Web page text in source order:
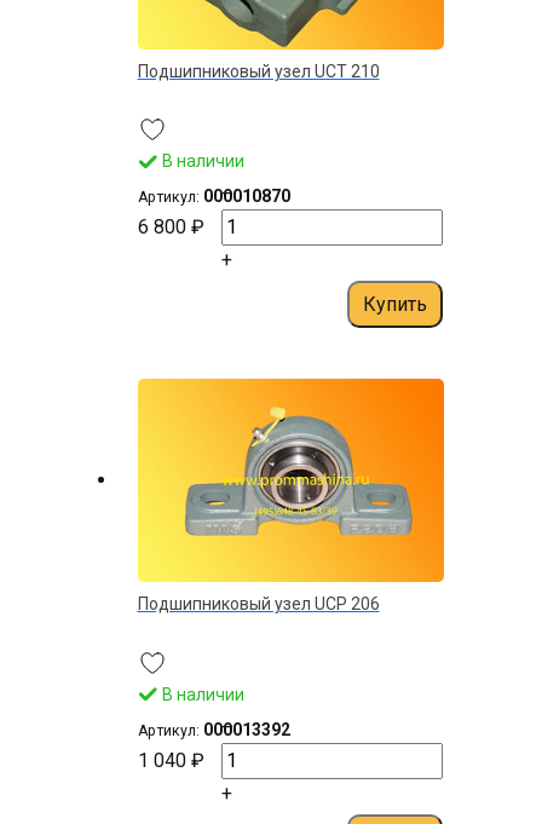
Подшипниковый узел UCT 210
В наличии
Артикул: 000010870
6 800 ₽
–
+
Купить
Подшипниковый узел UCP 206
В наличии
Артикул: 000013392
1 040 ₽
–
+